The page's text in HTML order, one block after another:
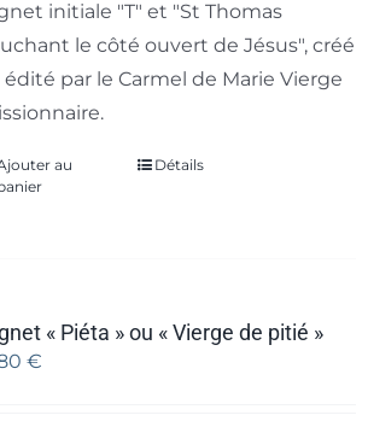
initiale "T" et "St Thomas
le côté ouvert de Jésus", créé
par le Carmel de Marie Vierge
au
Détails
« Piéta » ou « Vierge de pitié »
€